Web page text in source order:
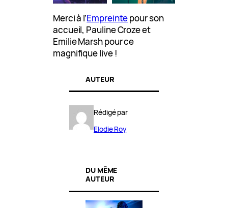
Merci à l’Empreintepour son
accueil, Pauline Croze et
Emilie Marsh pour ce
magnifique live !
AUTEUR
Rédigé par
Elodie Roy
DU MÊME
AUTEUR